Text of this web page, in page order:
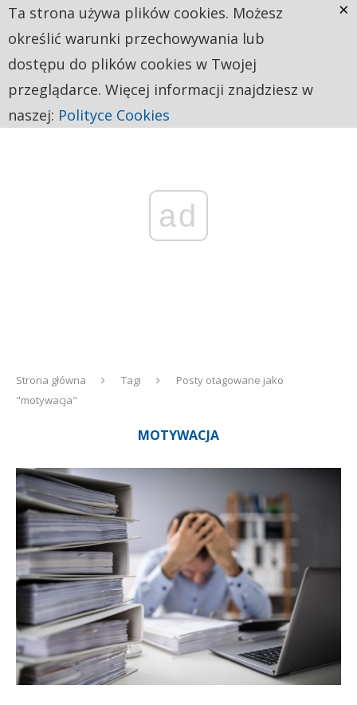
ad
Strona główna Tagi
Posty otagowane jako
"motywacja"
MOTYWACJA
Ta strona używa plików cookies. Możesz
określić warunki przechowywania lub
dostępu do plików cookies w Twojej
przeglądarce. Więcej informacji znajdziesz w
naszej: Polityce Cookies
×